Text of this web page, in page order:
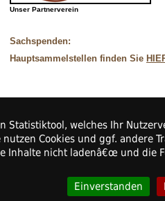
Unser Partnerverein
Sachspenden:
Hauptsammelstellen finden Sie
Kontakt
Pfotenhilfe-Ungarn e.V.
Weitere Kontaktdaten
Statistiktool, welches Ihr
Cookies und ggf. andere
Inhalte nicht ladenâ€œ und die
Einverstanden